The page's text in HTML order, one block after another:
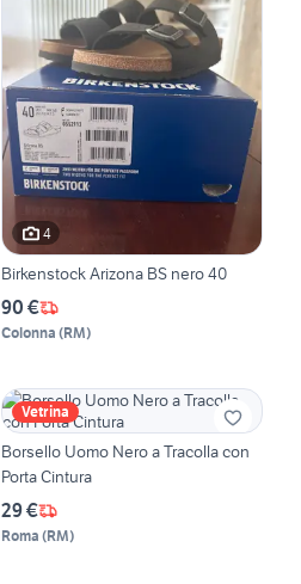
4
Birkenstock Arizona BS nero 40
90 €
Colonna (RM)
Vetrina
Borsello Uomo Nero a Tracolla con
Porta Cintura
29 €
Roma (RM)